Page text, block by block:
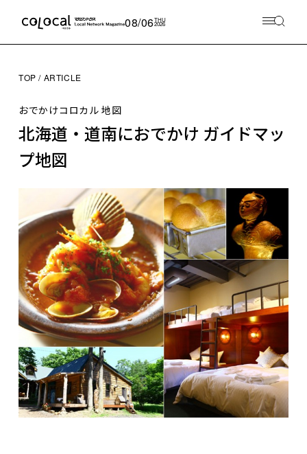
08/06THU
2026
TOP ARTICLE
おでかけコロカル 地図
北海道・道南におでかけ ガイドマッ
プ地図